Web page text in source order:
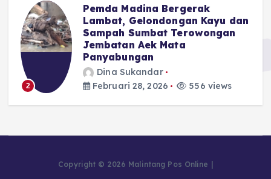
2
Pemda Madina Bergerak
Lambat, Gelondongan Kayu dan
Sampah Sumbat Terowongan
Jembatan Aek Mata
Panyabungan
Dina Sukandar
Februari 28, 2026
556 views
Copyright © 2026 Malintang Pos Online |